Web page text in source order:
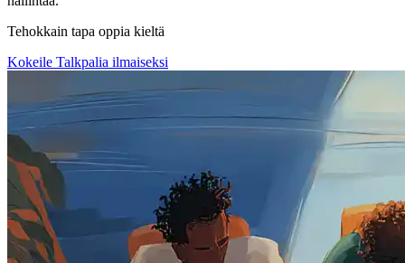
Tehokkain tapa oppia kieltä
Kokeile Talkpalia ilmaiseksi